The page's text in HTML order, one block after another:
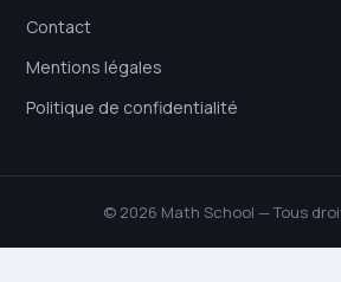
Contact
Mentions légales
Politique de confidentialité
© 2026 Math School — Tous